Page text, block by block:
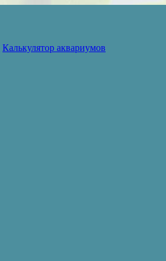
Калькулятор аквариумов